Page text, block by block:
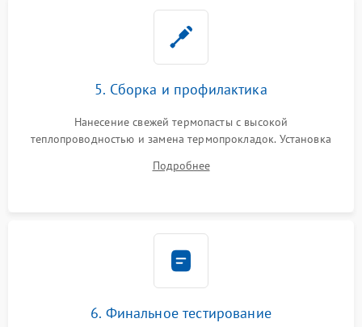
5. Сборка и профилактика
Нанесение свежей термопасты с высокой
теплопроводностью и замена термопрокладок. Установка
шлейфов, модулей памяти и накопителей. Предварительная
Подробнее
6. Финальное тестирование